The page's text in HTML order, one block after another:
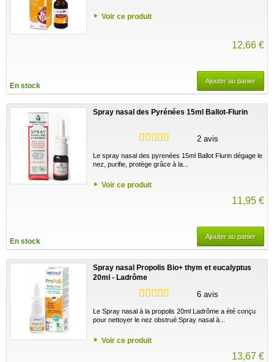
Voir ce produit
12,66 €
En stock
Ajouter au panier
Spray nasal des Pyrénées 15ml Ballot-Flurin
2 avis
Le spray nasal des pyrenées 15ml Ballot Flurin dégage le
nez, purifie, protège grâce à la...
Voir ce produit
11,95 €
En stock
Ajouter au panier
Spray nasal Propolis Bio+ thym et eucalyptus
20ml - Ladrôme
6 avis
Le Spray nasal à la propolis 20ml Ladrôme a été conçu
pour nettoyer le nez obstrué.Spray nasal à...
Voir ce produit
13,67 €